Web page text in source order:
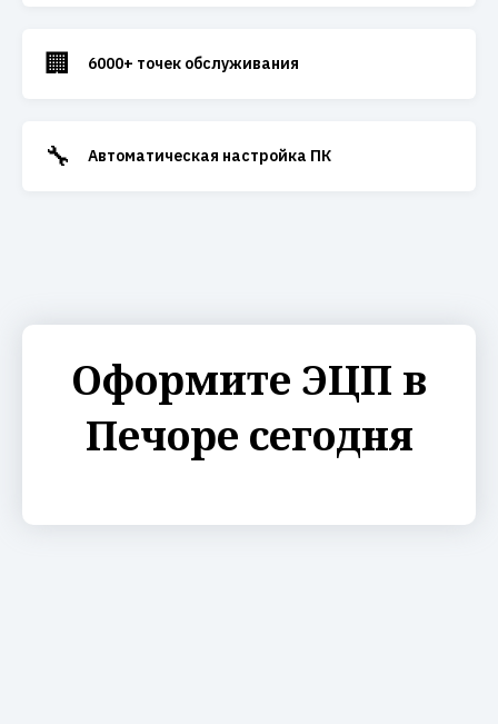
🏢 6000+ точек обслуживания
🔧 Автоматическая настройка ПК
Оформите ЭЦП в
Печоре сегодня